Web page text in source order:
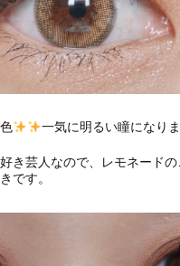
一気に明るい瞳になりま
き芸人なので、レモネード
です。